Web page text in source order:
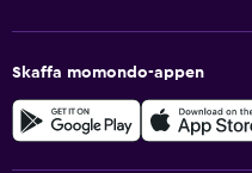
Skaffa momondo-appen